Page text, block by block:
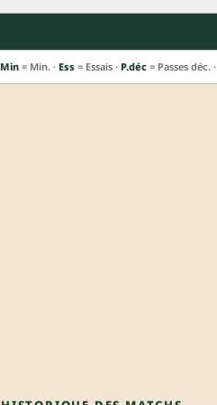
Min = Min. · Ess = Essais · P.déc = Passes déc. ·